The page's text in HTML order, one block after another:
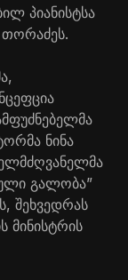
პიანისტსა
ნინა
გალობა”
შეხვედრას
მინისტრის